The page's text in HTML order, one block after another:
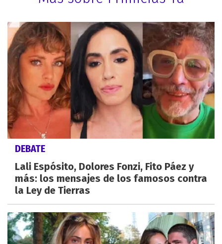
DEBATE
Lali Espósito, Dolores Fonzi, Fito Páez y
más: los mensajes de los famosos contra
la Ley de Tierras